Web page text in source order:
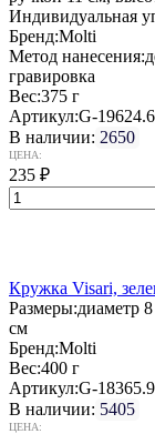
Индивидуальная
Бренд:Molti
Метод нанесения:
гравировка
Вес:375 г
Артикул:G-
В наличии: 2650
ЦЕНА:
235 ₽
Кружка Visari,
Размеры:диаметр
см
Бренд:Molti
Вес:400 г
Артикул:G-
В наличии: 5405
ЦЕНА: